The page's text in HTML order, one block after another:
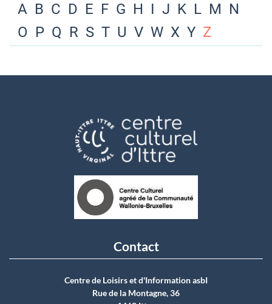
A B C D E F G H I J K L M N
O P Q R S T U V W X Y Z
Contact
Centre de Loisirs et d'Information asbI
Rue de la Montagne, 36